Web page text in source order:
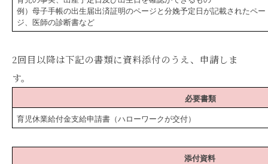
例）母子手帳の出生届出済証明のページと分娩予定日が記載されたペー
ジ、医師の診断書など
2回目以降は下記の書類に資料添付のうえ、申請しま
す。
必要書類
育児休業給付金支給申請書（ハローワークが交付）
添付資料